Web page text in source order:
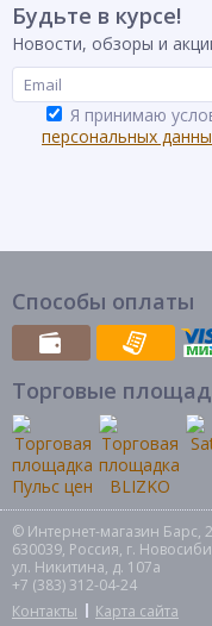
Будьте в курсе!
Новости, обзоры и
Я принимаю
персональных
Способы оплаты
Торговые
© Интернет-магазин Барс,
630039, Россия, г.
ул. Никитина, д. 107а
+7 (383) 312-04-24
Контакты
Карта сайта